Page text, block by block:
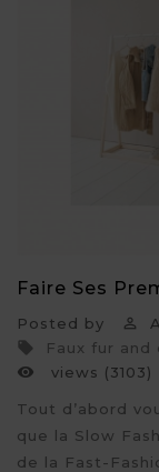
Faire Ses
Posted by 

Faux fur and
 views (3103)
Tout d’abord
que la Slow
de la Fast-